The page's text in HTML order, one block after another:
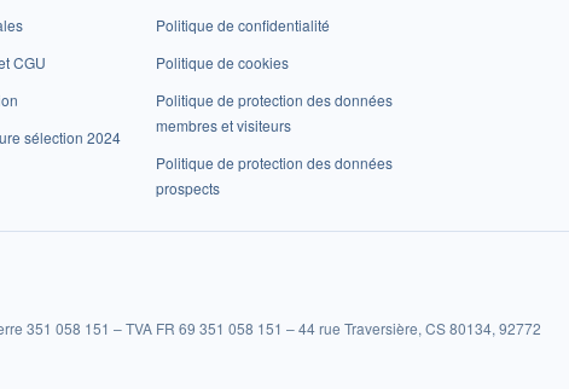
CGU
sélection 2024
Politique de confidentialité
Politique de cookies
Politique de protection des données
membres et visiteurs
Politique de protection des données
prospects
351 058 151 – TVA FR 69 351 058 151 – 44 rue Traversière, CS 80134, 92772